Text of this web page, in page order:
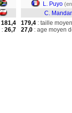
L. Puyo
C.
181,4
: 26,7
179,4 : taille
27,0 : age moyen